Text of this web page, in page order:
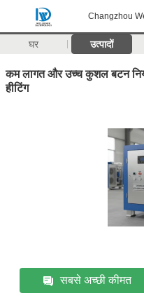
Changzhou
घर उत्पादों
कम लागत और उच्च कुशल बटन
हीटिंग
सबसे अच्छी कीमत